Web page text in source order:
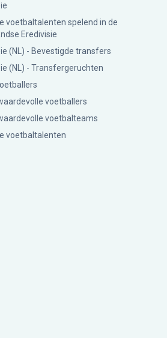
voetbaltalenten spelend in de
Eredivisie
(NL) - Bevestigde transfers
(NL) - Transfergeruchten
voetballers
voetbalteams
voetbaltalenten